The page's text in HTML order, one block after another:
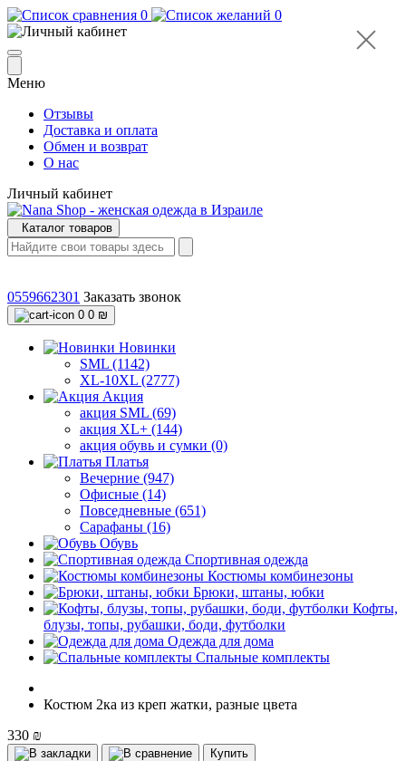
0 0
Меню
Отзывы
Доставка и оплата
Обмен и возврат
О нас
Личный кабинет
Каталог товаров
0559662301 Заказать звонок
0 0 ₪
Новинки
SML (1142)
XL-10XL (2777)
Акция
акция SML (69)
акция XL+ (144)
акция обувь и сумки (0)
Платья
Вечерние (947)
Офисные (14)
Повседневные (651)
Сарафаны (16)
Обувь
Спортивная одежда
Костюмы комбинезоны
Брюки, штаны, юбки
Кофты,
блузы, топы, рубашки, боди, футболки
Одежда для дома
Спальные комплекты
Костюм 2ка из креп жатки, разные цвета
330 ₪
Купить